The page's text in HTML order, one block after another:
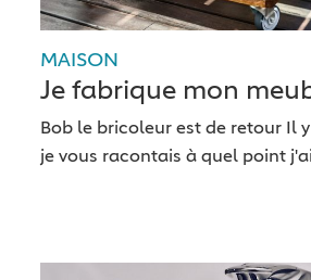
MAISON
Je fabrique mon
Bob le bricoleur est de retour Il
je vous racontais à quel point